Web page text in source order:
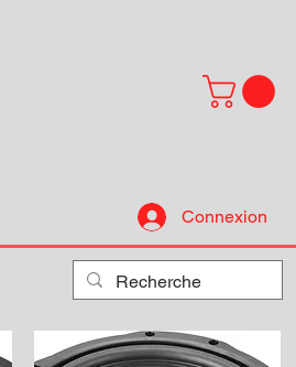
Connexion